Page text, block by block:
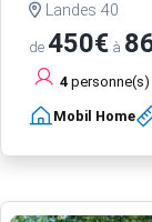
Landes 40
de450€ à
4 personne(s)
Mobil Home